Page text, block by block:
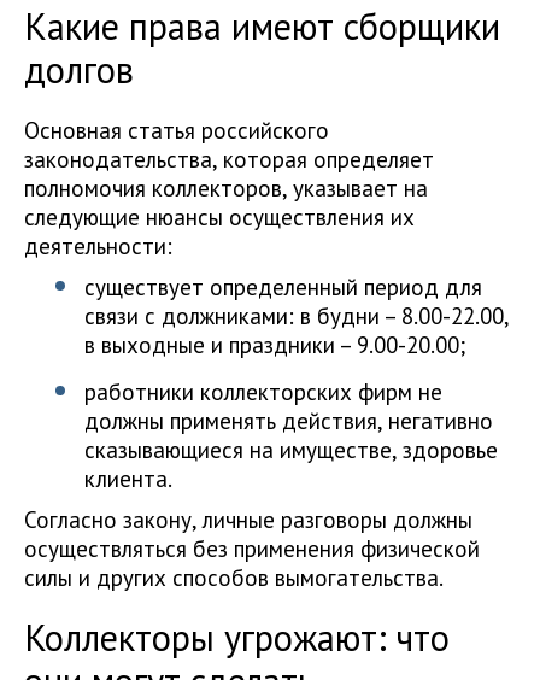
Какие права имеют сборщики
долгов
Основная статья российского
законодательства, которая определяет
полномочия коллекторов, указывает на
следующие нюансы осуществления их
деятельности:
существует определенный период для
связи с должниками: в будни – 8.00-22.00,
в выходные и праздники – 9.00-20.00;
работники коллекторских фирм не
должны применять действия, негативно
сказывающиеся на имуществе, здоровье
клиента.
Согласно закону, личные разговоры должны
осуществляться без применения физической
силы и других способов вымогательства.
Коллекторы угрожают: что